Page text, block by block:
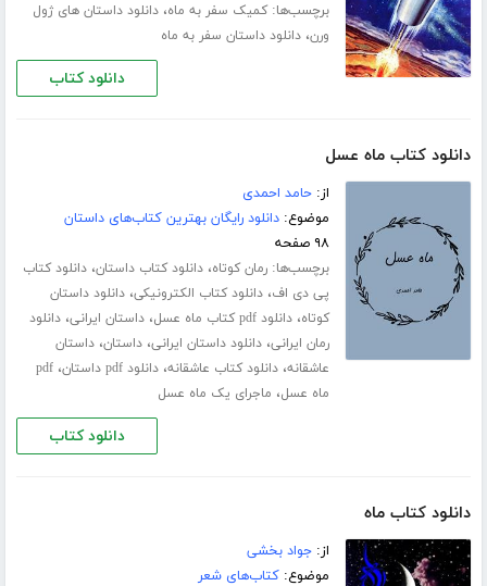
برچسب‌ها:کمیک سفر به ماه،دانلود داستان های ژول
ورن،دانلود داستان سفر به ماه
دانلود کتاب
دانلود کتاب ماه عسل
از:حامد احمدی
موضوع:دانلود رایگان بهترین کتاب‌های داستان
۹۸ صفحه
برچسب‌ها:رمان کوتاه،دانلود کتاب داستان،دانلود کتاب
پی دی اف،دانلود کتاب الکترونیکی،دانلود داستان
کوتاه،دانلود pdf کتاب ماه عسل ،داستان ایرانی،دانلود
رمان ایرانی،دانلود داستان ایرانی،داستان،داستان
عاشقانه،دانلود کتاب عاشقانه،دانلود pdf داستان ،pdf
ماه عسل، ماجرای یک ماه عسل
دانلود کتاب
دانلود کتاب ماه
از:جواد بخشی
موضوع:کتاب‌های شعر